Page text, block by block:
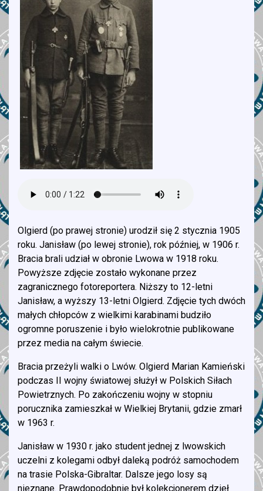
Olgierd (po prawej stronie) urodził się 2 stycznia 1905
roku. Janisław (po lewej stronie), rok później, w 1906 r.
Bracia brali udział w obronie Lwowa w 1918 roku.
Powyższe zdjęcie zostało wykonane przez
zagranicznego fotoreportera. Niższy to 12-letni
Janisław, a wyższy 13-letni Olgierd. Zdjęcie tych dwóch
małych chłopców z wielkimi karabinami budziło
ogromne poruszenie i było wielokrotnie publikowane
przez media na całym świecie.
Bracia przeżyli walki o Lwów. Olgierd Marian Kamieński
podczas II wojny światowej służył w Polskich Siłach
Powietrznych. Po zakończeniu wojny w stopniu
porucznika zamieszkał w Wielkiej Brytanii, gdzie zmarł
w 1963 r.
Janisław w 1930 r. jako student jednej z lwowskich
uczelni z kolegami odbył daleką podróż samochodem
na trasie Polska-Gibraltar. Dalsze jego losy są
nieznane. Prawdopodobnie był kolekcjonerem dzieł